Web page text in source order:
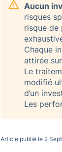
Aucun
risques
risque de
Chaque
attirée
Le
modifié
d’un
Les
Article publié le 2